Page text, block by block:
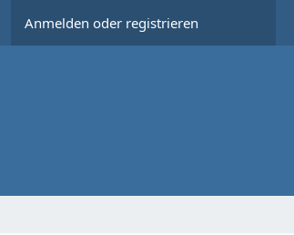
Anmelden oder registrieren